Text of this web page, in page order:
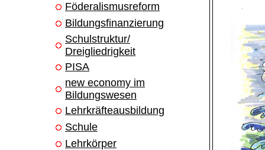
Föderalismusreform
Bildungsfinanzierung
Schulstruktur/
Dreigliedrigkeit
PISA
new economy im
Bildungswesen
Lehrkräfteausbildung
Schule
Lehrkörper